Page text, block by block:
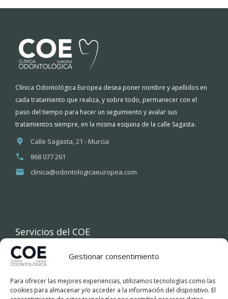
Gestionar consentimiento
Para ofrecer las mejores experiencias, utilizamos tecnologías como las
cookies para almacenar y/o acceder a la información del dispositivo. El
Clínica Odontológica Europea desea poner nombre y apellidos en
cada tratamiento que realiza, y sobre todo, permanecer con el
paso del tiempo para hacer un seguimiento y avalar sus
tratamientos siempre, en la misma esquina de la calle Sagasta.
Calle Sagasta, 21 - Murcia
868 077 261
clinica@odontologicaeuropea.com
Servicios del COE
INICIO
COE